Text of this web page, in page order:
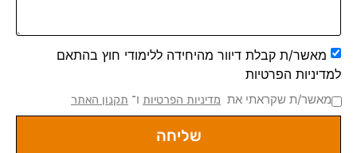
מאשר/ת קבלת דיוור מהיחידה ללימודי חוץ בהתאם
למדיניות הפרטיות
מאשר/ת שקראתי את מדיניות הפרטיות ו־ תקנון האתר
שליחה